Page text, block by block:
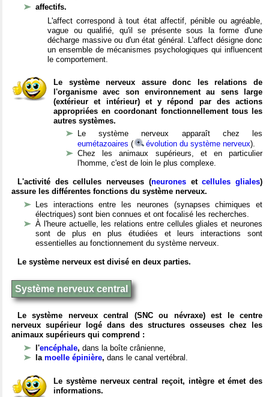
affectifs.
L'affect correspond à tout état affectif, pénible ou agréable,
vague ou qualifié, qu'il se présente sous la forme d'une
décharge massive ou d'un état général. L'affect désigne donc
un ensemble de mécanismes psychologiques qui influencent
le comportement.
Le système nerveux assure donc les relations de
l'organisme avec son environnement au sens large
(extérieur et intérieur) et y répond par des actions
appropriées en coordonant fonctionnellement tous les
autres systèmes.
Le système nerveux apparaît chez les
eumétazoaires ( évolution du système nerveux).
Chez les animaux supérieurs, et en particulier
l'homme, c'est de loin le plus complexe.
L'activité des cellules nerveuses (neuronesetcellules gliales)
assure les différentes fonctions du système nerveux.
Les interactions entre les neurones (synapses chimiques et
électriques) sont bien connues et ont focalisé les recherches.
À l'heure actuelle, les relations entre cellules gliales et neurones
sont de plus en plus étudiées et leurs interactions sont
essentielles au fonctionnement du système nerveux.
Le système nerveux est divisé en deux parties.
Système nerveux central
Le système nerveux central (SNC ou névraxe) est le centre
nerveux supérieur logé dans des structures osseuses chez les
animaux supérieurs qui comprend :
l'encéphale, dans la boîte crânienne,
la moelle épinière, dans le canal vertébral.
Le système nerveux central reçoit, intègre et émet des
informations.